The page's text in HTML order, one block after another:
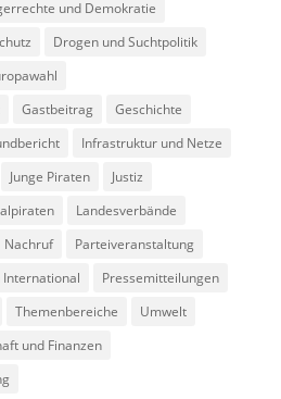
und Demokratie
Drogen und Suchtpolitik
Gastbeitrag
Geschichte
Infrastruktur und Netze
Junge Piraten
Justiz
Landesverbände
Nachruf
Parteiveranstaltung
International
Pressemitteilungen
Themenbereiche
Umwelt
und Finanzen